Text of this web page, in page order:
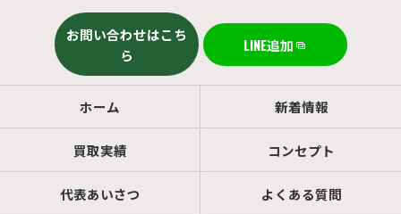
お問い合わせはこち
ら
LINE追加
ホーム 新着情報
買取実績 コンセプト
代表あいさつ よくある質問